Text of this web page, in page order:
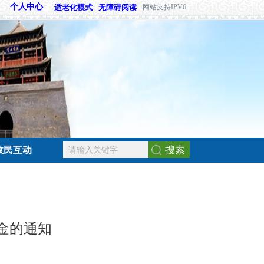
网站支持IPV6
无障碍阅读
适老化模式
个人中心
民互动 搜索
的通知